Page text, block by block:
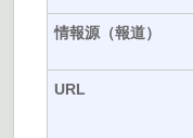
情報源（報道）
URL